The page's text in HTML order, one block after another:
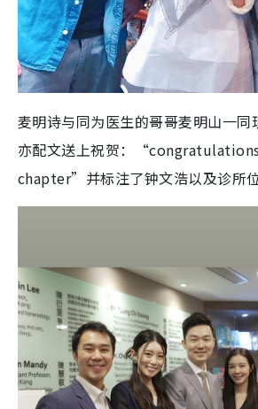
麦明诗与同为医生的哥哥麦明山一同
亦配文送上祝贺：
chapter”并标注了钟文浩以及诊所位